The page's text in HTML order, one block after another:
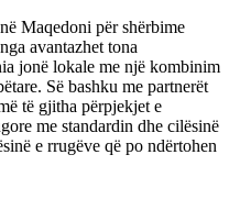
Maqedoni për shërbime
avantazhet tona
jonë lokale me një kombinim
Së bashku me partnerët
të gjitha përpjekjet e
me standardin dhe cilësinë
e rrugëve që po ndërtohen